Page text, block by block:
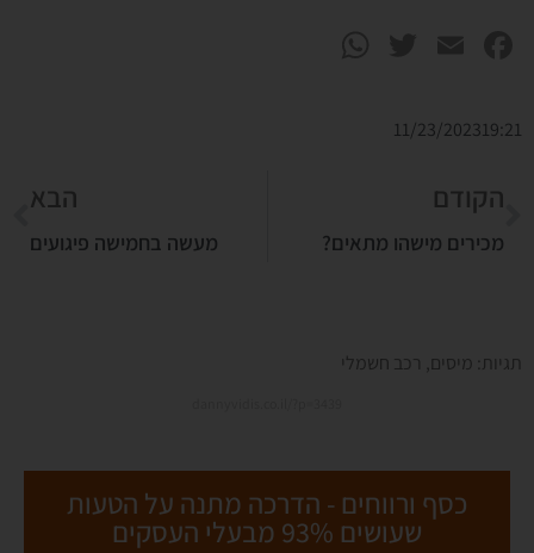
19:21
11/23/2023
הקודם
מכירים מישהו מתאים?
הבא
מעשה בחמישה פיגועים
תגיות: מיסים, רכב חשמלי
כסף ורווחים - הדרכה מתנה על הטעות
שעושים 93% מבעלי העסקים